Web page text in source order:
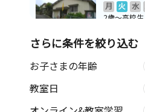
月 火 水
2歳～高校生
下関新垢
0歳～高校生
山口県下関市新垢田西町１
コミュニティ会館
さらに条件を絞り込む
お子さまの年齢
教室日